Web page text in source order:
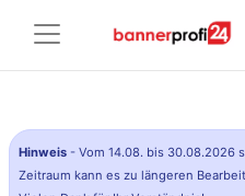
Hinweis - Vom 14.08. bis 30.08.2026
Zeitraum kann es zu längeren